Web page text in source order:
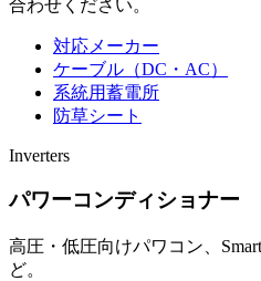
合わせください。
対応メーカー
ケーブル（DC・AC）
系統用蓄電所
防草シート
Inverters
パワーコンディショナー
高圧・低圧向けパワコン、
ど。